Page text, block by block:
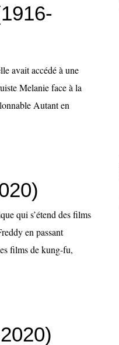
avait accédé à une
Melanie face à la
Autant en
qui s’étend des films
en passant
films de kung-fu,